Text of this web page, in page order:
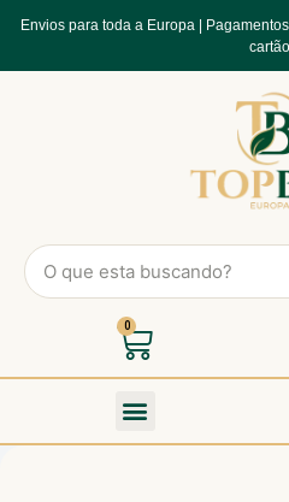
Envios para toda a Europa |
cartão
0